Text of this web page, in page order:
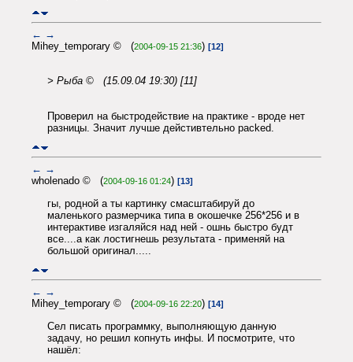
← →
Mihey_temporary © (2004-09-15 21:36) [12]
> Рыба © (15.09.04 19:30) [11]
Проверил на быстродействие на практике - вроде нет
разницы. Значит лучше дейстивтельно packed.
← →
wholenado © (2004-09-16 01:24) [13]
гы, родной а ты картинку смасштабируй до
маленького размерчика типа в окошечке 256*256 и в
интерактиве изгаляйся над ней - ошнь быстро будт
все....а как лостигнешь результата - применяй на
большой оригинал.....
← →
Mihey_temporary © (2004-09-16 22:20) [14]
Сел писать программку, выполняющую данную
задачу, но решил копнуть инфы. И посмотрите, что
нашёл: